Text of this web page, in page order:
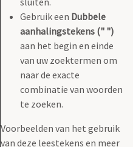
Gebruik een Dubbele
aanhalingstekens (" ")
aan het begin en einde
van uw zoektermen om
naar de exacte
combinatie van woorden
te zoeken.
Voorbeelden van het gebruik
van deze leestekens en meer